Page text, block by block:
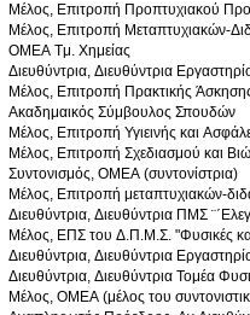
Μέλος, Επιτροπή Προπτυχιακού
Μέλος, Επιτροπή Μεταπτυχιακών-
OMEA Tμ. Χημείας
Διευθύντρια, Διευθύντρια
Μέλος, Επιτροπή Πρακτικής
Ακαδημαικός Σύμβουλος Σπουδών
Μέλος, Επιτροπή Υγιεινής και
Μέλος, Επιτροπή Σχεδιασμού και
Συντονισμός, ΟΜΕΑ (συντονίστρια)
Μέλος, Επιτροπή μεταπτυχιακών-
Διευθύντρια, Διευθύντρια ΠΜΣ
Μέλος, ΕΠΣ του Δ.Π.Μ.Σ. "Φυσικές
Διευθύντρια, Διευθύντρια
Διευθύντρια, Διευθύντρια Τομέα
Μέλος, ΟΜΕΑ (μέλος του